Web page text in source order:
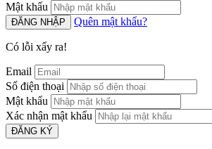
Mật khẩu
ĐĂNG NHẬP Quên mật khẩu?
Có lỗi xẩy ra!
Email
Số điện thoại
Mật khẩu
Xác nhận mật khẩu
ĐĂNG KÝ